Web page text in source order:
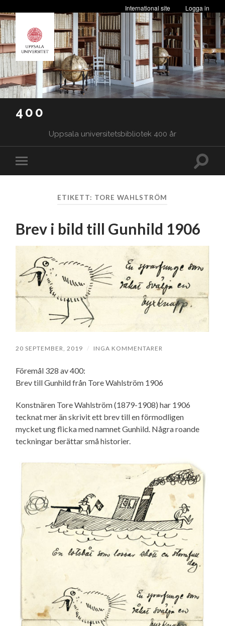
Logga in
International site
400
Uppsala universitetsbibliotek 400 år
på/av
Slå
ETIKETT: TORE WAHLSTRÖM
Brev i bild till Gunhild 1906
20 SEPTEMBER, 2019 / INGA KOMMENTARER
Föremål 328 av 400:
Brev till Gunhild från Tore Wahlström 1906
Konstnären Tore Wahlström (1879-1908) har 1906
tecknat mer än skrivit ett brev till en förmodligen
mycket ung flicka med namnet Gunhild. Några roande
teckningar berättar små historier.